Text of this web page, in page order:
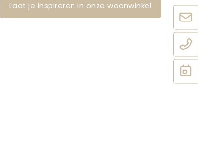
Laat je inspireren in onze woonwinkel